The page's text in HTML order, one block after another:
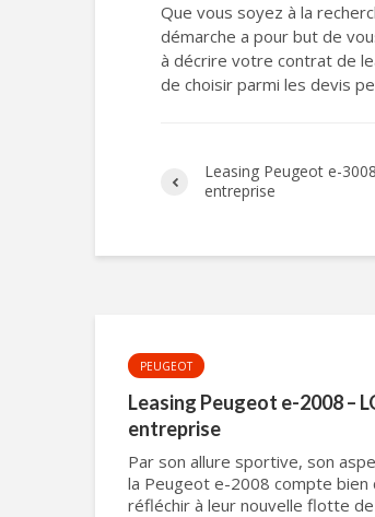
Que vous soyez à la
démarche a pour but de
à décrire votre contrat de
de choisir parmi les devis
Leasing Peugeot e-
entreprise
PEUGEOT
Leasing Peugeot e-2008 –
entreprise
Par son allure sportive, son
la Peugeot e-2008 compte
réfléchir à leur nouvelle flotte